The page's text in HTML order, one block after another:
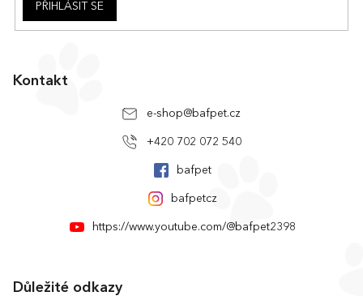
PŘIHLÁSIT SE
Kontakt
e-shop@bafpet.cz
+420 702 072 540
bafpet
bafpetcz
https://www.youtube.com/@bafpet2398
Důležité odkazy